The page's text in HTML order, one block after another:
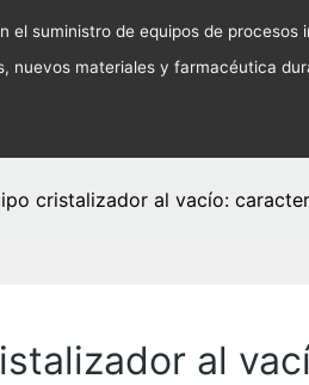
el suministro de equipos de
nuevos materiales y farmacéutica
cristalizador al vacío:
al